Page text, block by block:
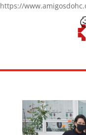
https://